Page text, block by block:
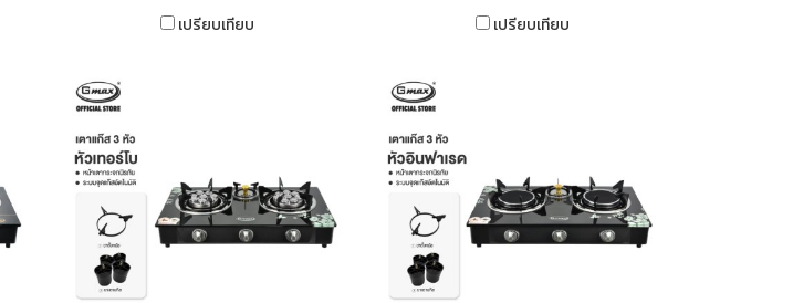
เปรียบเทียบ เปรียบเทียบ